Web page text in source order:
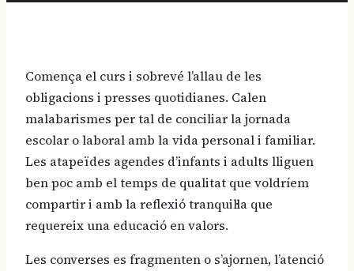
Comença el curs i sobrevé l’allau de les
obligacions i presses quotidianes. Calen
malabarismes per tal de conciliar la jornada
escolar o laboral amb la vida personal i familiar.
Les atapeïdes agendes d’infants i adults lliguen
ben poc amb el temps de qualitat que voldríem
compartir i amb la reflexió tranquil·la que
requereix una educació en valors.
Les converses es fragmenten o s’ajornen, l’atenció